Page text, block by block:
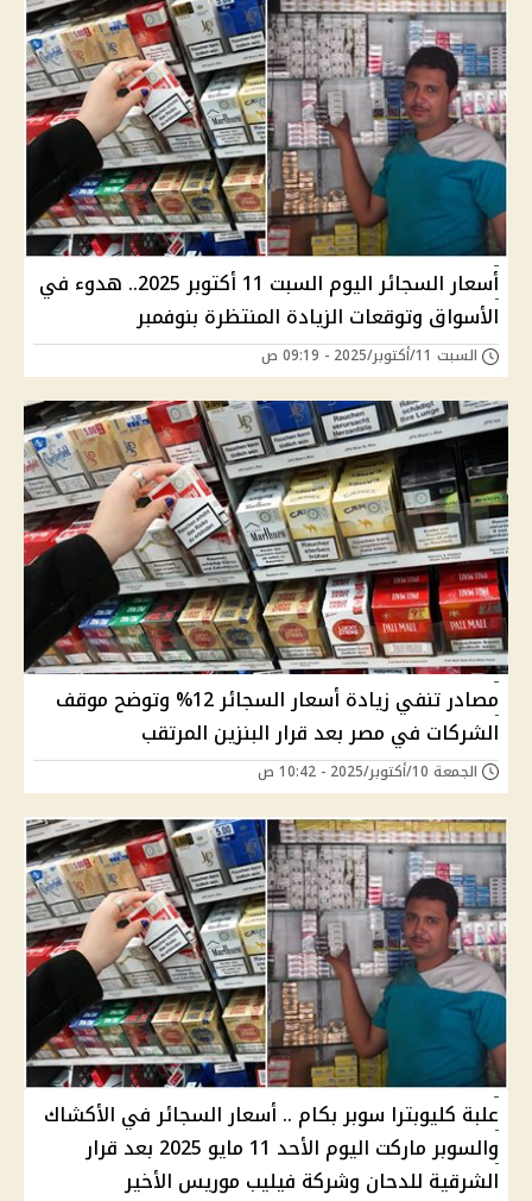
أسعار السجائر اليوم السبت 11 أكتوبر 2025.. هدوء في
الأسواق وتوقعات الزيادة المنتظرة بنوفمبر
السبت 11/أكتوبر/2025 - 09:19 ص
مصادر تنفي زيادة أسعار السجائر 12% وتوضح موقف
الشركات في مصر بعد قرار البنزين المرتقب
الجمعة 10/أكتوبر/2025 - 10:42 ص
علبة كليوبترا سوبر بكام .. أسعار السجائر في الأكشاك
والسوبر ماركت اليوم الأحد 11 مايو 2025 بعد قرار
الشرقية للدحان وشركة فيليب موريس الأخير